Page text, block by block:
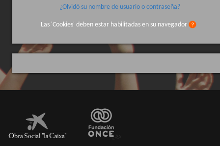
¿Olvidó su nombre de usuario o contraseña?
Las 'Cookies' deben estar habilitadas en su navegador